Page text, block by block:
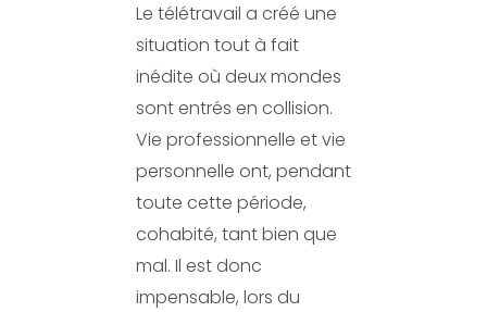
Le télétravail a créé une
situation tout à fait
inédite où deux mondes
sont entrés en collision.
Vie professionnelle et vie
personnelle ont, pendant
toute cette période,
cohabité, tant bien que
mal. Il est donc
impensable, lors du